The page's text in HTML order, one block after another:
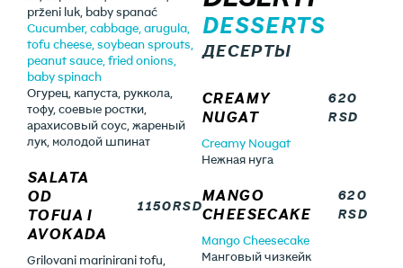
prženi luk, baby spanać
Cucumber, cabbage, arugula,
tofu cheese, soybean sprouts,
peanut sauce, fried onions,
baby spinach
Огурец, капуста, руккола,
тофу, соевые ростки,
арахисовый соус, жареный
лук, молодой шпинат
SALATA
OD
TOFUA I
AVOKADA
1150RSD
Grilovani marinirani tofu,
DESSERTS
ДЕСЕРТЫ
CREAMY
NUGAT
620
RSD
Creamy Nougat
Нежная нуга
MANGO
CHEESECAKE
620
RSD
Mango Cheesecake
Манговый чизкейк